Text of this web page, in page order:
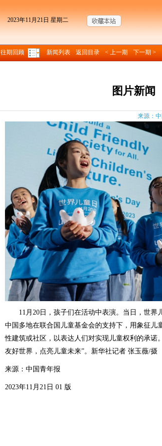
2023年11月21日 星期二
往期回顾 新闻列表 返回目录 < 上一期 下一期 >
图片新闻
来源：中
11月20日，孩子们在活动中表演。当日，世界
中国多地在联合国儿童基金会的支持下，用象征儿
性建筑或社区，以表达人们对实现儿童权利的承诺
友好世界，点亮儿童未来”。新华社记者 张玉薇/摄
来源：中国青年报
2023年11月21日 01 版